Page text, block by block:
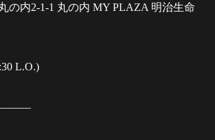
の内2-1-1 丸の内 MY PLAZA 明治生命
L.O.)